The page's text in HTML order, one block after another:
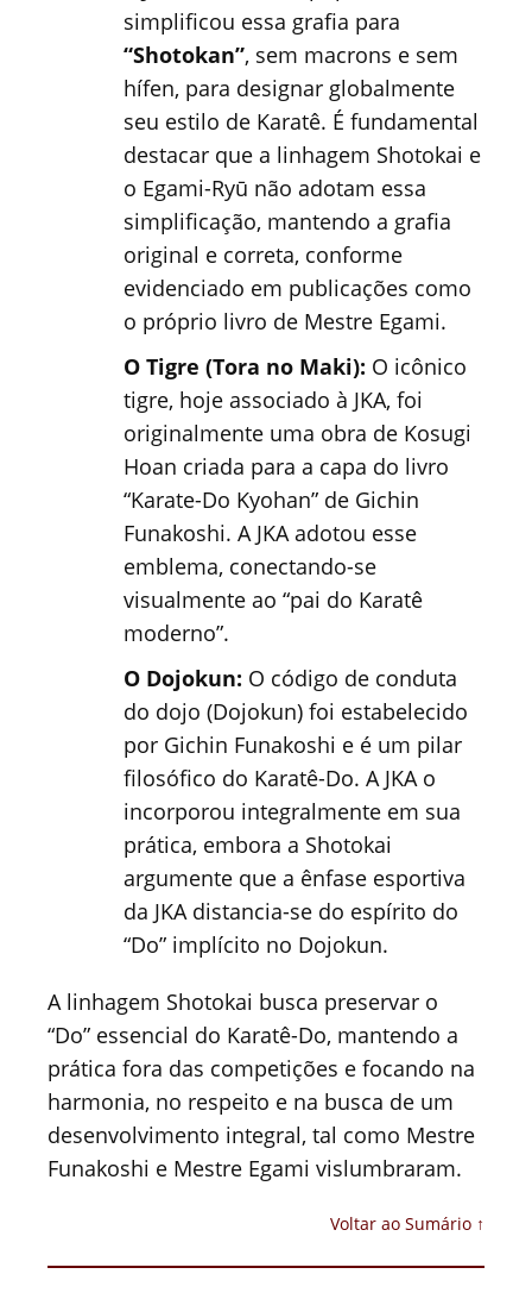
simplificou essa grafia para
“Shotokan”, sem macrons e sem
hífen, para designar globalmente
seu estilo de Karatê. É fundamental
destacar que a linhagem Shotokai e
o Egami-Ryū não adotam essa
simplificação, mantendo a grafia
original e correta, conforme
evidenciado em publicações como
o próprio livro de Mestre Egami.
O Tigre (Tora no Maki): O icônico
tigre, hoje associado à JKA, foi
originalmente uma obra de Kosugi
Hoan criada para a capa do livro
“Karate-Do Kyohan” de Gichin
Funakoshi. A JKA adotou esse
emblema, conectando-se
visualmente ao “pai do Karatê
moderno”.
O Dojokun: O código de conduta
do dojo (Dojokun) foi estabelecido
por Gichin Funakoshi e é um pilar
filosófico do Karatê-Do. A JKA o
incorporou integralmente em sua
prática, embora a Shotokai
argumente que a ênfase esportiva
da JKA distancia-se do espírito do
“Do” implícito no Dojokun.
A linhagem Shotokai busca preservar o
“Do” essencial do Karatê-Do, mantendo a
prática fora das competições e focando na
harmonia, no respeito e na busca de um
desenvolvimento integral, tal como Mestre
Funakoshi e Mestre Egami vislumbraram.
Voltar ao Sumário ↑